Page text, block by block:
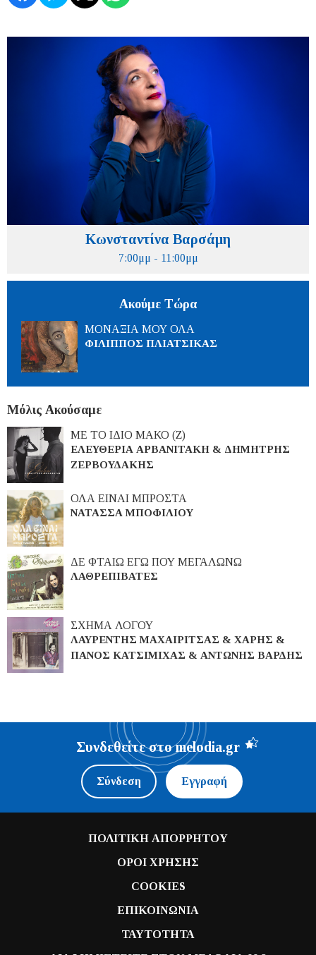
Κωνσταντίνα Βαρσάμη
7:00μμ - 11:00μμ
Ακούμε Τώρα
ΜΟΝΑΞΙΑ ΜΟΥ ΟΛΑ
ΦΙΛΙΠΠΟΣ ΠΛΙΑΤΣΙΚΑΣ
Μόλις Ακούσαμε
ΜΕ ΤΟ ΙΔΙΟ ΜΑΚΟ (Ζ)
ΕΛΕΥΘΕΡΙΑ ΑΡΒΑΝΙΤΑΚΗ & ΔΗΜΗΤΡΗΣ
ΖΕΡΒΟΥΔΑΚΗΣ
ΟΛΑ ΕΙΝΑΙ ΜΠΡΟΣΤΑ
ΝΑΤΑΣΣΑ ΜΠΟΦΙΛΙΟΥ
ΔΕ ΦΤΑΙΩ ΕΓΩ ΠΟΥ ΜΕΓΑΛΩΝΩ
ΛΑΘΡΕΠΙΒΑΤΕΣ
ΣΧΗΜΑ ΛΟΓΟΥ
ΛΑΥΡΕΝΤΗΣ ΜΑΧΑΙΡΙΤΣΑΣ & ΧΑΡΗΣ &
ΠΑΝΟΣ ΚΑΤΣΙΜΙΧΑΣ & ΑΝΤΩΝΗΣ ΒΑΡΔΗΣ
Συνδεθείτε στο melodia.gr
Σύνδεση Εγγραφή
ΠΟΛΙΤΙΚΗ ΑΠΟΡΡΗΤΟΥ
ΟΡΟΙ ΧΡΗΣΗΣ
COOKIES
ΕΠΙΚΟΙΝΩΝΙΑ
ΤΑΥΤΟΤΗΤΑ